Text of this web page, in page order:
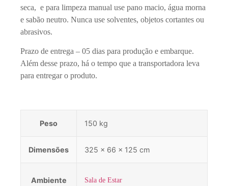
seca, e para limpeza manual use pano macio, água morna
e sabão neutro. Nunca use solventes, objetos cortantes ou
abrasivos.
Prazo de entrega – 05 dias para produção e embarque.
Além desse prazo, há o tempo que a transportadora leva
para entregar o produto.
Peso 150 kg
Dimensões 325 × 66 × 125 cm
Ambiente Sala de Estar